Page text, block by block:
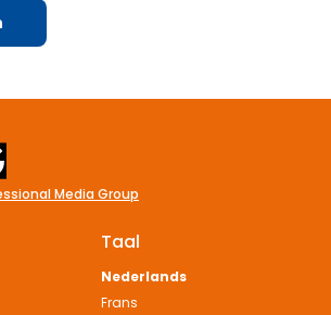
Media Group
Taal
Nederlands
Frans